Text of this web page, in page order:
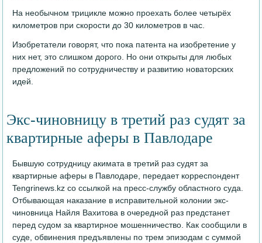
На необычном трицикле можно проехать более четырёх
километров при скорости до 30 километров в час.
Изобретатели говорят, что пока патента на изобретение у
них нет, это слишком дорого. Но они открыты для любых
предложений по сотрудничеству и развитию новаторских
идей.
Экс-чиновницу в третий раз судят за
квартирные аферы в Павлодаре
Бывшую сотрудницу акимата в третий раз судят за
квартирные аферы в Павлодаре, передает корреспондент
Tengrinews.kz со ссылкой на пресс-службу областного суда.
Отбывающая наказание в исправительной колонии экс-
чиновница Найля Вахитова в очередной раз предстанет
перед судом за квартирное мошенничество. Как сообщили в
суде, обвинения предъявлены по трем эпизодам с суммой